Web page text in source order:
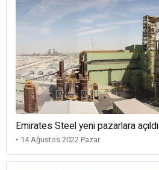
Emirates Steel yeni pazarlara açıldı
• 14 Ağustos 2022 Pazar